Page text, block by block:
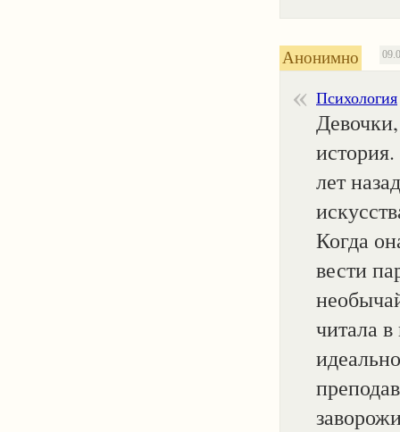
Анонимно
Психология
лет
Когда
вести
читала